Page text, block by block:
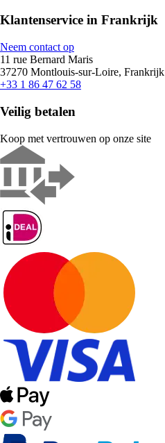
Klantenservice in Frankrijk
Neem contact op
11 rue Bernard Maris
37270 Montlouis-sur-Loire, Frankrijk
+33 1 86 47 62 58
Veilig betalen
Koop met vertrouwen op onze site